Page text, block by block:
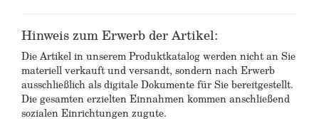
Hinweis zum Erwerb der Artikel:
Die Artikel in unserem Produktkatalog werden nicht an Sie
materiell verkauft und versandt, sondern nach Erwerb
ausschließlich als digitale Dokumente für Sie bereitgestellt.
Die gesamten erzielten Einnahmen kommen anschließend
sozialen Einrichtungen zugute.